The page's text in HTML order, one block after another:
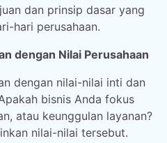
dan prinsip dasar yang
hari perusahaan.
dengan Nilai Perusahaan
dengan nilai-nilai inti dan
bisnis Anda fokus
atau keunggulan layanan?
nilai-nilai tersebut.